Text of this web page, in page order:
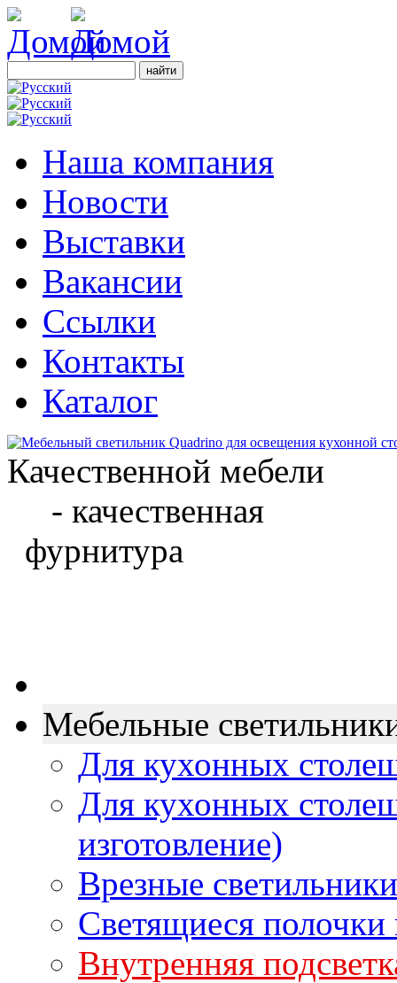
Наша компания
Новости
Выставки
Вакансии
Ссылки
Контакты
Каталог
Качественной мебели
- качественная
фурнитура
Мебельные
Для кухонных
Для кухонных
изготовление)
Врезные светильники
Светящиеся полочки
Внутренняя